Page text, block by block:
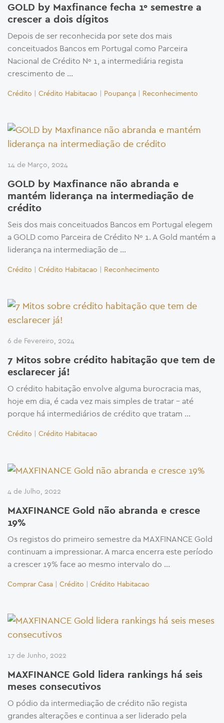
GOLD by Maxfinance fecha 1º semestre a
crescer a dois dígitos
Depois de ser reconhecida por sete dos mais
conceituados Bancos em Portugal como Parceira
Nacional de Crédito Nº 1, a intermediária regista
crescimento de …
Crédito | Crédito Habitacao | Poupança | Reconhecimento
14 de Março, 2024
GOLD by Maxfinance não abranda e
mantém liderança na intermediação de
crédito
Seis dos mais conceituados Bancos em Portugal elegem
a GOLD como Parceira de Crédito Nº 1. A Gold mantém a
liderança na intermediação de …
Crédito | Crédito Habitacao | Reconhecimento
6 de Fevereiro, 2024
7 Mitos sobre crédito habitação que tem de
esclarecer já!
O crédito habitação envolve alguma burocracia mas,
hoje em dia, é cada vez mais simples de tratar – até
porque há intermediários de crédito que tratam …
Crédito | Crédito Habitacao
4 de Julho, 2022
MAXFINANCE Gold não abranda e cresce
19%
Os registos do primeiro semestre da MAXFINANCE Gold
continuam a impressionar. A marca encerra este período
a crescer 19% face ao mesmo intervalo do …
Comprar Casa Crédito Crédito Habitacao
17 de Junho, 2022
MAXFINANCE Gold lidera rankings há seis
meses consecutivos
O pódio da intermediação de crédito não regista
grandes alterações e continua a ser liderado pela